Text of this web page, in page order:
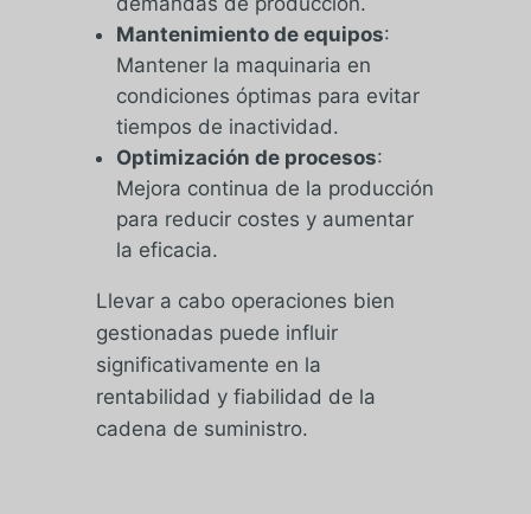
Mantenimiento de equipos:
Mantener la maquinaria en
condiciones óptimas para evitar
tiempos de inactividad.
Optimización de procesos:
Mejora continua de la producción
para reducir costes y aumentar
la eficacia.
Llevar a cabo operaciones bien
gestionadas puede influir
significativamente en la
rentabilidad y fiabilidad de la
cadena de suministro.